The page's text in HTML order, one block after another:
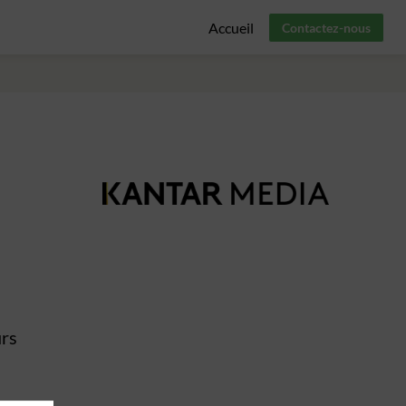
Accueil Contactez-nous